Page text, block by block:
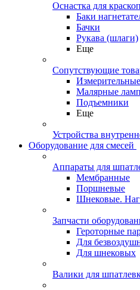
Оснастка для
Баки
Бачки
Рукава (шлаги)
Еще
Сопутствующие
Малярные
Подъемники
Еще
Устройства
Оборудование для смесей
Аппараты для
Мембранные
Поршневые
Шнековые.
Запчасти
Героторные
Для
Для шнековых
Валики для